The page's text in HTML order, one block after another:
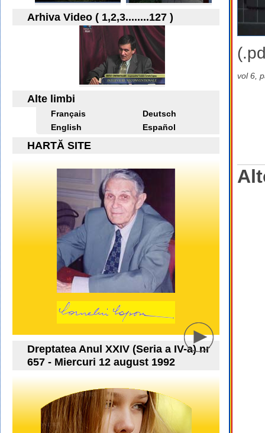
vol 6,
Arhiva Video ( 1,2,3........127 )
Alte limbi
Français
Deutsch
English
Español
HARTĂ SITE
Dreptatea Anul XXIV (Seria a IV-a) nr
657 - Miercuri 12 august 1992